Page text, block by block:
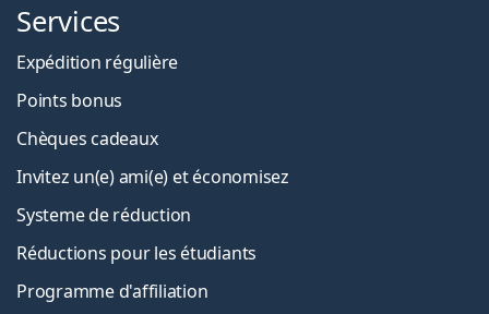
Services
Expédition régulière
Points bonus
Chèques cadeaux
Invitez un(e) ami(e) et économisez
Systeme de réduction
Réductions pour les étudiants
Programme d'affiliation